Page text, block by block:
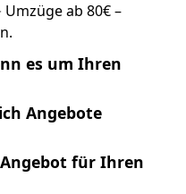
ab 80€ –
es um Ihren
Angebote
Angebot für Ihren